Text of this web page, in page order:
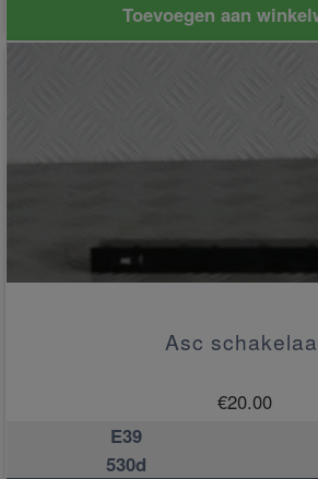
Toevoegen aan
Asc
€20.00
E39
530d